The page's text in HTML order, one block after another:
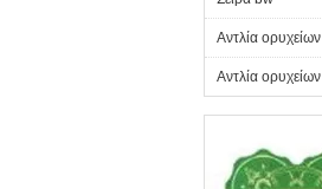
Αντλία ορυχείων
Αντλία ορυχείων